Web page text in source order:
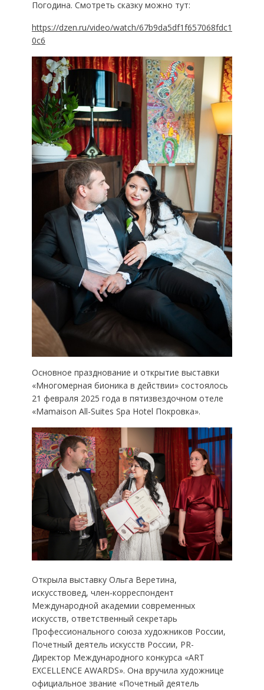
Погодина. Смотреть сказку можно тут:
https://dzen.ru/video/watch/67b9da5df1f657068fdc1
0c6
Основное празднование и открытие выставки
«Многомерная бионика в действии» состоялось
21 февраля 2025 года в пятизвездочном отеле
«Mamaison All-Suites Spa Hotel Покровка».
Открыла выставку Ольга Веретина,
искусствовед, член-корреспондент
Международной академии современных
искусств, ответственный секретарь
Профессионального союза художников России,
Почетный деятель искусств России, PR-
Директор Международного конкурса «ART
EXCELLENCE AWARDS». Она вручила художнице
официальное звание «Почетный деятель